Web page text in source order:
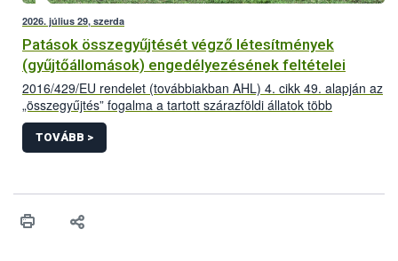
2026. július 29, szerda
Patások összegyűjtését végző létesítmények
(gyűjtőállomások) engedélyezésének feltételei
2016/429/EU rendelet (továbbiakban AHL) 4. cikk 49. alapján az
„összegyűjtés” fogalma a tartott szárazföldi állatok több
létesítményből történő összegyűjtése az adott állatfajra
vonatkozóan előírt minimum tartózkodási időnél rövidebb
időszakra vonatkozik,
TOVÁBB >